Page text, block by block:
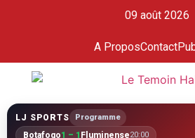
09 août 2026
A ProposContact
LJ SPORTS Programme
Botafogo1 – 1 Fluminense20:00